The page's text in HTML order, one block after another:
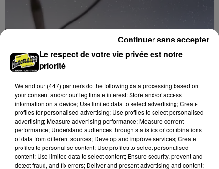
11h35
Trois nocturnes en août au Refuge La
Tanière
Le respect de votre vie privée est notre
priorité
We and our (447) partnersdo the following data processing based on
your consent and/or our legitimate interest: Store and/or access
information on a device; Use limited data to select advertising; Create
profiles for personalised advertising; Use profiles to select personalised
advertising; Measure advertising performance; Measure content
performance; Understand audiences through statistics or combinations
of data from different sources; Develop and improve services; Create
profiles to personalise content; Use profiles to select personalised
content; Use limited data to select content; Ensure security, prevent and
detect fraud, and fix errors; Deliver and present advertising and content;
Continuer sans accepter